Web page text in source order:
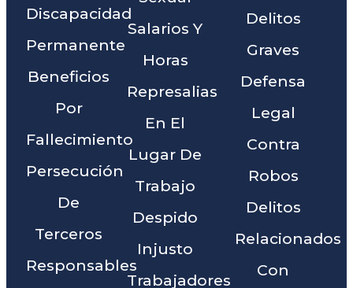
Discapacidad
Permanente
Beneficios
Por
Fallecimiento
Persecución
De
Terceros
Responsables
Salarios Y
Horas
Represalias
En El
Lugar De
Trabajo
Despido
Injusto
Trabajadores
Delitos
Graves
Defensa
Legal
Contra
Robos
Delitos
Relacionados
Con